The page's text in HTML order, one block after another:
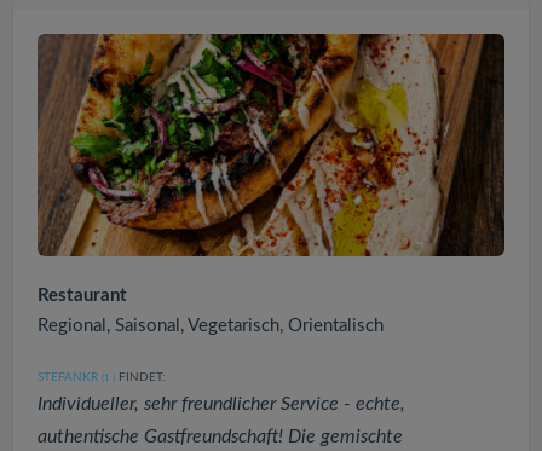
Restaurant
Regional, Saisonal, Vegetarisch, Orientalisch
STEFANKR (1 ) FINDET:
Individueller, sehr freundlicher Service - echte,
authentische Gastfreundschaft! Die gemischte